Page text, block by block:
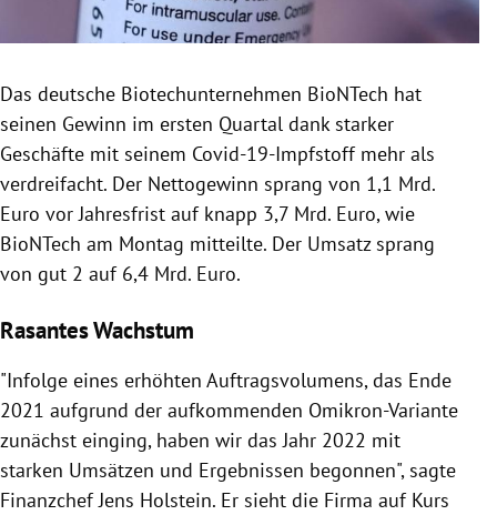
Untermenü
Untermenü
Das deutsche Biotechunternehmen BioNTech hat
seinen Gewinn im ersten Quartal dank starker
Geschäfte mit seinem Covid-19-Impfstoff mehr als
verdreifacht. Der Nettogewinn sprang von 1,1 Mrd.
Euro vor Jahresfrist auf knapp 3,7 Mrd. Euro, wie
BioNTech am Montag mitteilte. Der Umsatz sprang
von gut 2 auf 6,4 Mrd. Euro.
Rasantes Wachstum
"Infolge eines erhöhten Auftragsvolumens, das Ende
2021 aufgrund der aufkommenden Omikron-Variante
zunächst einging, haben wir das Jahr 2022 mit
starken Umsätzen und Ergebnissen begonnen", sagte
Finanzchef Jens Holstein. Er sieht die Firma auf Kurs